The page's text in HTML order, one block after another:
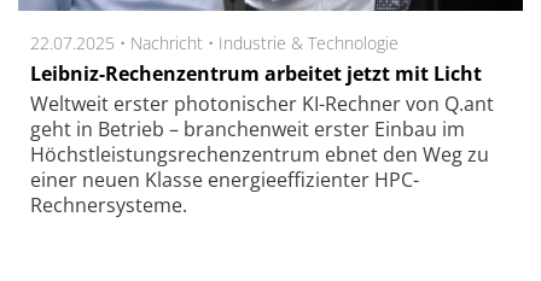
22.07.2025 • Nachricht • Industrie & Technologie
Leibniz-Rechenzentrum arbeitet jetzt mit Licht
Weltweit erster photonischer KI-Rechner von Q.ant
geht in Betrieb – branchenweit erster Einbau im
Höchstleistungsrechenzentrum ebnet den Weg zu
einer neuen Klasse energieeffizienter HPC-
Rechnersysteme.